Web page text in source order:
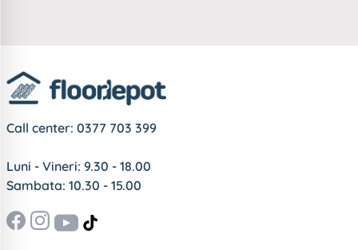
Call center: 0377 703 399
Luni - Vineri: 9.30 - 18.00
Sambata: 10.30 - 15.00